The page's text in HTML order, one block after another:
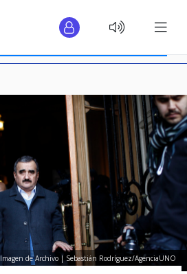
Imagen de Archivo | Sebastián Rodríguez/AgenciaUNO